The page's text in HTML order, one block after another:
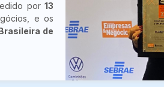
por13
e os
de